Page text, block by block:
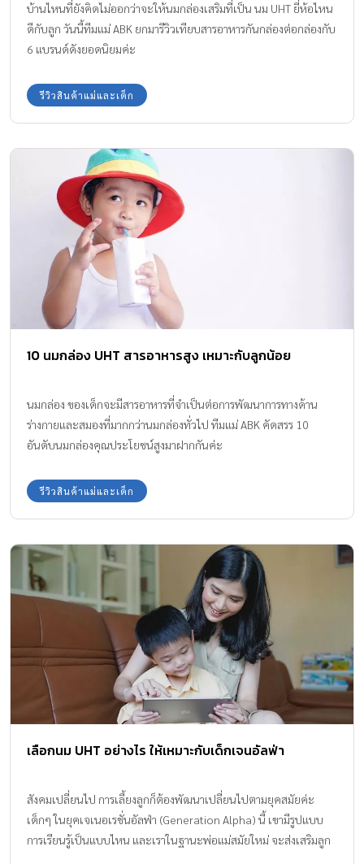
บ้านไหนที่ยังคิดไม่ออกว่าจะให้นมกล่องเสริมที่เป็น นม UHT ยี่ห้อไหน
ดีกับลูก วันนี้ทีมแม่ ABK ยกมารีวิวเทียบสารอาหารกันกล่องต่อกล่องกับ
6 แบรนด์ดังยอดนิยมค่ะ
รีวิวสินค้าแม่และเด็ก
10 นมกล่อง UHT สารอาหารสูง เหมาะกับลูกน้อย
นมกล่อง ของเด็กจะมีสารอาหารที่จำเป็นต่อการพัฒนาการทางด้าน
ร่างกายและสมองที่มากกว่านมกล่องทั่วไป ทีมแม่ ABK คัดสรร 10
อันดับนมกล่องคุณประโยชน์สูงมาฝากกันค่ะ
รีวิวสินค้าแม่และเด็ก
เลือกนม UHT อย่างไร ให้เหมาะกับเด็กเจนอัลฟ่า
สังคมเปลี่ยนไป การเลี้ยงลูกก็ต้องพัฒนาเปลี่ยนไปตามยุคสมัยค่ะ
เด็กๆ ในยุคเจเนอเรชั่นอัลฟ่า (Generation Alpha) นี้ เขามีรูปแบบ
การเรียนรู้เป็นแบบไหน และเราในฐานะพ่อแม่สมัยใหม่ จะส่งเสริมลูก